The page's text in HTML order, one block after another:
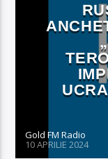
Gold FM Radio
10 APRILIE 2024